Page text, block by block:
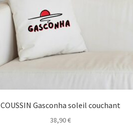
COUSSIN Gasconha soleil couchant
38,90€